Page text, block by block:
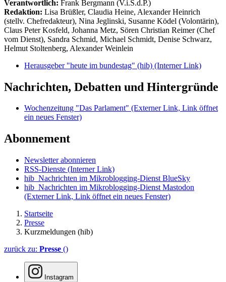
Verantwortlich: Frank Bergmann (V.i.S.d.P.)
Redaktion: Lisa Brüßler, Claudia Heine, Alexander Heinrich
(stellv. Chefredakteur), Nina Jeglinski, Susanne Ködel (Volontärin),
Claus Peter Kosfeld, Johanna Metz, Sören Christian Reimer (Chef
vom Dienst), Sandra Schmid, Michael Schmidt, Denise Schwarz,
Helmut Stoltenberg, Alexander Weinlein
Herausgeber "heute im bundestag" (hib) (Interner Link)
Nachrichten, Debatten und Hintergründe
Wochenzeitung "Das Parlament" (Externer Link, Link öffnet
ein neues Fenster)
Abonnement
Newsletter abonnieren
RSS-Dienste (Interner Link)
hib_Nachrichten im Mikroblogging-Dienst BlueSky
hib_Nachrichten im Mikroblogging-Dienst Mastodon
(Externer Link, Link öffnet ein neues Fenster)
Startseite
Presse
Kurzmeldungen (hib)
zurück zu: Presse ()
Instagram